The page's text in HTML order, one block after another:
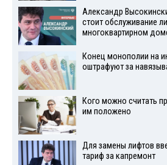
Александр
стоит обслуживание
многоквартирном
Конец монополии на
оштрафуют за
Кого можно считать
им положено
Для замены лифтов
тариф за капремонт